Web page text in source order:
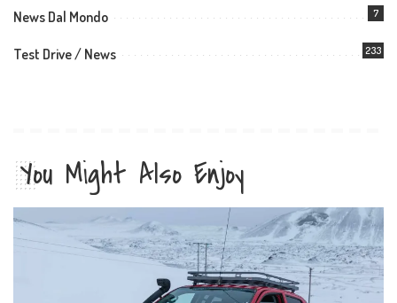
News Dal Mondo 7
Test Drive / News 233
You Might Also Enjoy